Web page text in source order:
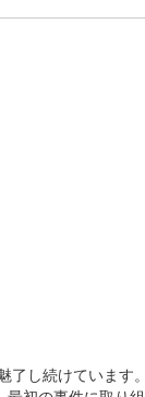
了し続けています